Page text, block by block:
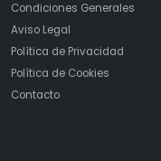
Condiciones Generales
Aviso Legal
Política de Privacidad
Política de Cookies
Contacto